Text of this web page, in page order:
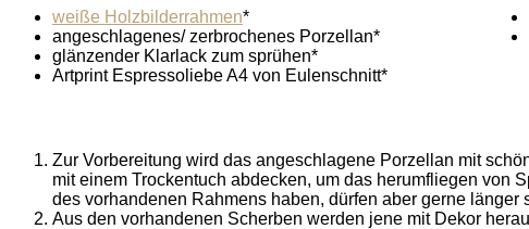
weiße Holzbilderrahmen*
angeschlagenes/ zerbrochenes Porzellan*
glänzender Klarlack zum sprühen*
Artprint Espressoliebe A4 von Eulenschnitt*
Zur Vorbereitung wird das angeschlagene Porzellan mit
mit einem Trockentuch abdecken, um das herumfliegen von
des vorhandenen Rahmens haben, dürfen aber gerne länger
Aus den vorhandenen Scherben werden jene mit Dekor